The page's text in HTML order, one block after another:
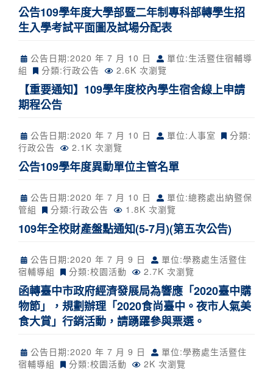
公告109學年度大學部暨二年制專科部轉學生招
生入學考試平面圖及試場分配表
公告日期:2020 年 7 月 10 日
單位:生活暨住宿輔導
組
分類:行政公告 2.6K 次瀏覽
【重要通知】109學年度校內學生宿舍線上申請
期程公告
公告日期:2020 年 7 月 10 日 單位:人事室
分類:
行政公告
2.1K 次瀏覽
公告109學年度異動單位主管名單
公告日期:2020 年 7 月 10 日
單位:總務處出納暨保
管組
分類:行政公告 1.8K 次瀏覽
109年全校財產盤點通知(5-7月)(第五次公告)
公告日期:2020 年 7 月 9 日
單位:學務處生活暨住
宿輔導組
分類:校園活動 2.7K 次瀏覽
函轉臺中市政府經濟發展局為響應「2020臺中購
物節」，規劃辦理「2020食尚臺中。夜市人氣美
食大賞」行銷活動，請踴躍參與票選。
公告日期:2020 年 7 月 9 日
單位:學務處生活暨住
宿輔導組
分類:校園活動 2K 次瀏覽